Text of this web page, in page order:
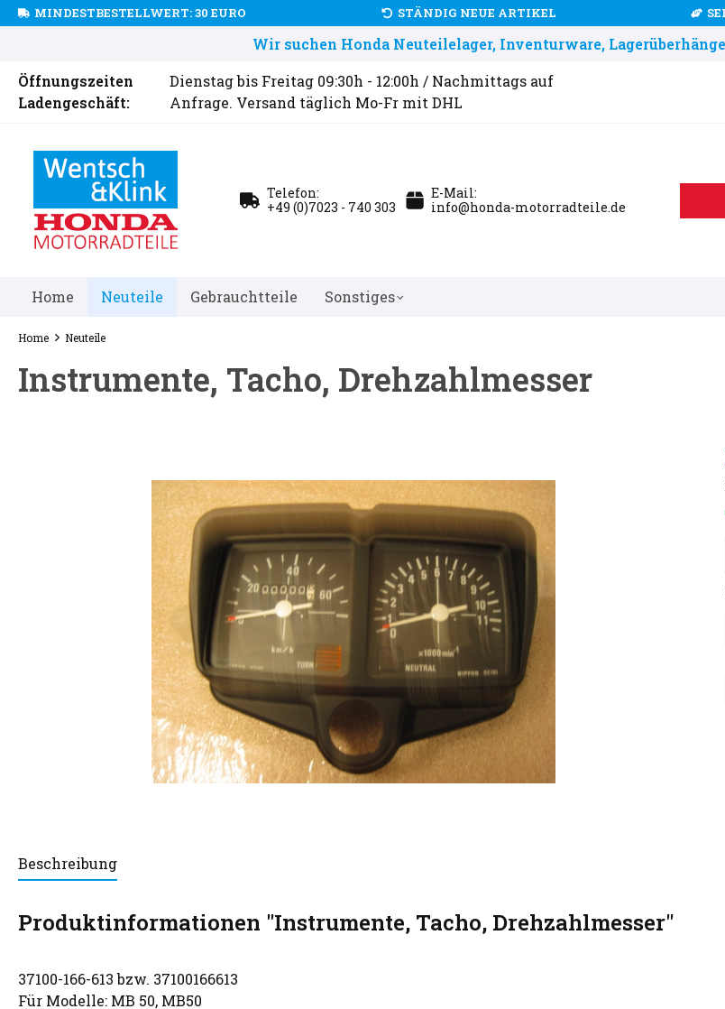
MINDESTBESTELLWERT: 30 EURO STÄNDIG NEUE ARTIKEL
Wir suchen Honda Neuteilelager, Inventurware,
Öffnungszeiten
Ladengeschäft:
Dienstag bis Freitag 09:30h - 12:00h / Nachmittags auf
Anfrage. Versand täglich Mo-Fr mit DHL
Telefon:
+49 (0)7023 - 740 303
E-Mail:
info@honda-motorradteile.de
Home Neuteile Gebrauchtteile Sonstiges
Home Neuteile
Instrumente, Tacho, Drehzahlmesser
Beschreibung
Produktinformationen "Instrumente, Tacho, Drehzahlmesser"
37100-166-613 bzw. 37100166613
Für Modelle: MB 50, MB50